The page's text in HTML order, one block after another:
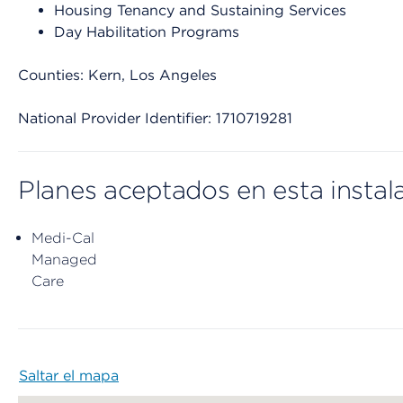
Housing Tenancy and Sustaining Services
Day Habilitation Programs
Counties: Kern, Los Angeles
National Provider Identifier: 1710719281
Planes aceptados en esta
Medi-Cal
Managed
Care
Saltar el mapa